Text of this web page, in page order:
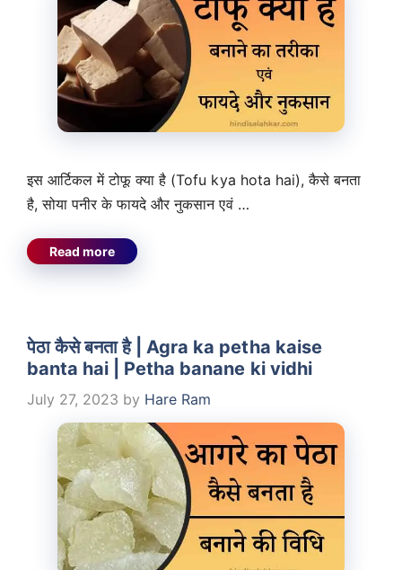
इस आर्टिकल में टोफू क्या है (Tofu kya hota hai), कैसे बनता
है, सोया पनीर के फायदे और नुकसान एवं …
Read more
पेठा कैसे बनता है | Agra ka petha kaise
banta hai | Petha banane ki vidhi
July 27, 2023 by Hare Ram